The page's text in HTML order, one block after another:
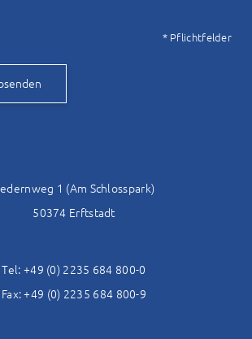
* Pflichtfelder
1 (Am Schlosspark)
50374 Erftstadt
Tel: +49 (0) 2235 684 800-0
Fax: +49 (0) 2235 684 800-9